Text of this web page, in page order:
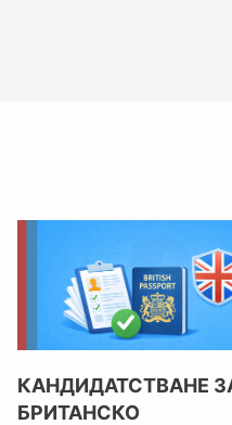
КАНДИДАТСТВАНЕ
БРИТАНСКО